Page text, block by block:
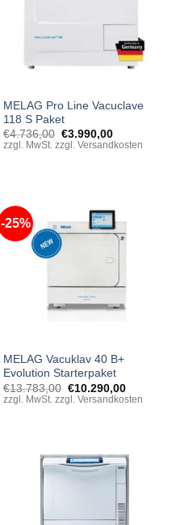
MELAG Pro Line Vacuclave
118 S Paket
€4.736,00 Original
price
€3.990,00Current
price
zzgl. MwSt. zzgl. Versandkosten
-25%
MELAG Vacuklav 40 B+
Evolution Starterpaket
€13.783,00 Original
price
was:
€10.290,00Current
price
zzgl. MwSt. zzgl. Versandkosten